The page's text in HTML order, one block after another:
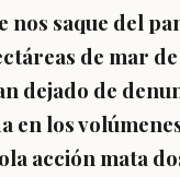
nos saque del
de mar
dejado de
en los
acción mata